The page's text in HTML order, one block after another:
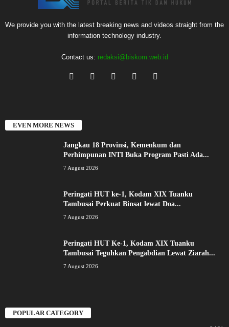
We provide you with the latest breaking news and videos straight from the
information technology industry.
Contact us: redaksi@biskom.web.id
EVEN MORE NEWS
Jangkau 18 Provinsi, Kemenkum dan
Perhimpunan INTI Buka Program Pasti Ada...
7 August 2026
Peringati HUT ke-1, Kodam XIX Tuanku
Tambusai Perkuat Binsat lewat Doa...
7 August 2026
Peringati HUT Ke-1, Kodam XIX Tuanku
Tambusai Teguhkan Pengabdian Lewat Ziarah...
7 August 2026
POPULAR CATEGORY